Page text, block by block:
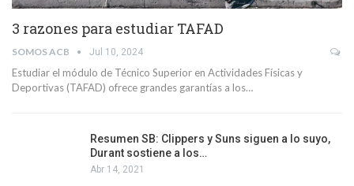
3 razones para estudiar TAFAD
SOMOS ACB Jul 10, 2024
Estudiar el módulo de Técnico Superior en Actividades Físicas y
Deportivas (TAFAD) ofrece grandes garantías a los…
Resumen SB: Clippers y Suns siguen a lo suyo,
Durant sostiene a los…
Abr 14, 2021